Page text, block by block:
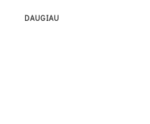
DAUGIAU